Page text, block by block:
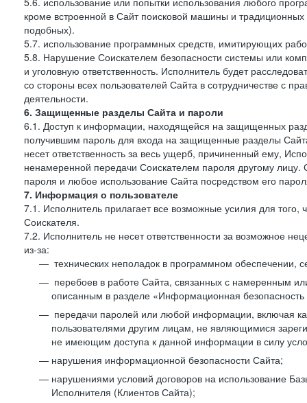
кроме встроенной в Сайт поисковой машины и
подобных).
5.7. использование программных средств, имитирующих
5.8. Нарушение Соискателем безопасности системы или
и уголовную ответственность. Исполнитель будет
со стороны всех пользователей Сайта в сотрудничестве с
деятельности.
6. Защищенные разделы Сайта и пароли
6.1. Доступ к информации, находящейся на защищенных
получившим пароль для входа на защищенные разделы
несет ответственность за весь ущерб, причиненный ему,
ненамеренной передачи Соискателем пароля другому лицу.
пароля и любое использование Сайта посредством его
7. Информация о пользователе
7.1. Исполнитель прилагает все возможные усилия для
Соискателя.
7.2. Исполнитель не несет ответственности за возможное
из-за:
технических неполадок в программном обеспечении,
перебоев в работе Сайта, связанных с намеренным
описанным в разделе «Информационная
передачи паролей или любой информации, включая
пользователями другим лицам, не являющимися
не имеющим доступа к данной информации в силу
нарушения информационной безопасности Сайта;
нарушениями условий договоров на использование
Исполнителя (Клиентов Сайта);